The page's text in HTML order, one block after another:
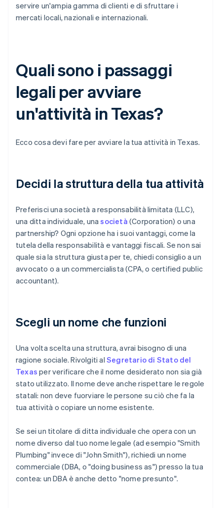
servire un'ampia gamma di clienti e di sfruttare i
mercati locali, nazionali e internazionali.
Quali sono i passaggi
legali per avviare
un'attività in Texas?
Ecco cosa devi fare per avviare la tua attività in Texas.
Decidi la struttura della tua attività
Preferisci una società a responsabilità limitata (LLC),
una ditta individuale, unasocietà (Corporation) o una
partnership? Ogni opzione ha i suoi vantaggi, come la
tutela della responsabilità e vantaggi fiscali. Se non sai
quale sia la struttura giusta per te, chiedi consiglio a un
avvocato o a un commercialista (CPA, o certified public
accountant).
Scegli un nome che funzioni
Una volta scelta una struttura, avrai bisogno di una
ragione sociale. Rivolgiti al Segretario di Stato del
Texas per verificare che il nome desiderato non sia già
stato utilizzato. Il nome deve anche rispettare le regole
statali: non deve fuorviare le persone su ciò che fa la
tua attività o copiare un nome esistente.
Se sei un titolare di ditta individuale che opera con un
nome diverso dal tuo nome legale (ad esempio "Smith
Plumbing" invece di "John Smith"), richiedi un nome
commerciale (DBA, o "doing business as") presso la tua
contea: un DBA è anche detto "nome presunto".